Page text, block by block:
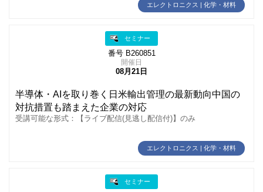
エレクトロニクス | 化学・材料
セミナー
番号 B260851
開催日
08月21日
半導体・AIを取り巻く日米輸出管理の最新動向中国の
対抗措置も踏まえた企業の対応
受講可能な形式：【ライブ配信(見逃し配信付)】のみ
エレクトロニクス | 化学・材料
セミナー